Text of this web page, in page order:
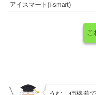
アイスマート(i-smart)
こ